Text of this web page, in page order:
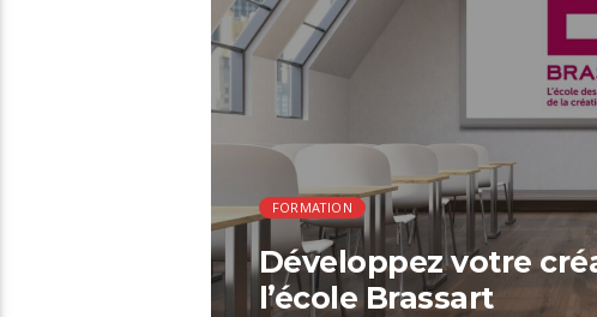
FORMATION
Développez votre
l’école Brassart